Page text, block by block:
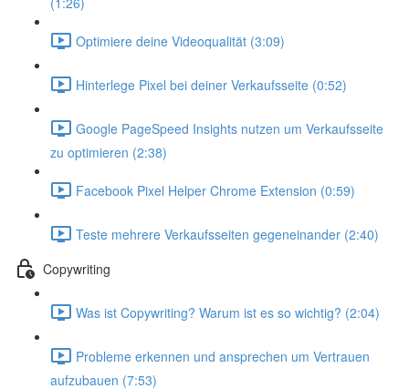
Optimiere deine Videoqualität (3:09)
Hinterlege Pixel bei deiner Verkaufsseite (0:52)
Google PageSpeed Insights nutzen um Verkaufsseite
zu optimieren (2:38)
Facebook Pixel Helper Chrome Extension (0:59)
Teste mehrere Verkaufsseiten gegeneinander (2:40)
Copywriting
Was ist Copywriting? Warum ist es so wichtig? (2:04)
Probleme erkennen und ansprechen um Vertrauen
aufzubauen (7:53)